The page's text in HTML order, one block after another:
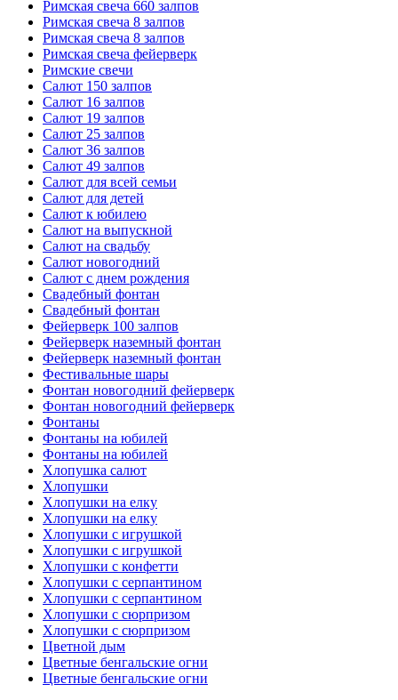
Римская свеча 660 залпов
Римская свеча 8 залпов
Римская свеча 8 залпов
Римская свеча фейерверк
Римские свечи
Салют 150 залпов
Салют 16 залпов
Салют 19 залпов
Салют 25 залпов
Салют 36 залпов
Салют 49 залпов
Салют для всей семьи
Салют для детей
Салют к юбилею
Салют на выпускной
Салют на свадьбу
Салют новогодний
Салют с днем рождения
Свадебный фонтан
Свадебный фонтан
Фейерверк 100 залпов
Фейерверк наземный фонтан
Фейерверк наземный фонтан
Фестивальные шары
Фонтан новогодний фейерверк
Фонтан новогодний фейерверк
Фонтаны
Фонтаны на юбилей
Фонтаны на юбилей
Хлопушка салют
Хлопушки
Хлопушки на елку
Хлопушки на елку
Хлопушки с игрушкой
Хлопушки с игрушкой
Хлопушки с конфетти
Хлопушки с серпантином
Хлопушки с серпантином
Хлопушки с сюрпризом
Хлопушки с сюрпризом
Цветной дым
Цветные бенгальские огни
Цветные бенгальские огни